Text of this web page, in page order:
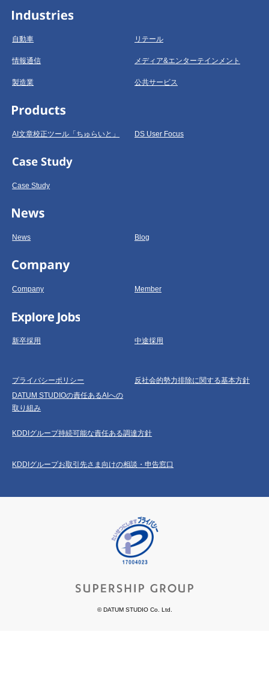
自動車 リテール
情報通信 メディア&エンターテインメント
製造業 公共サービス
AI文章校正ツール「ちゅらいと」 DS User Focus
Case Study
News Blog
Company Member
新卒採用 中途採用
プライバシーポリシー
反社会的勢力排除に関する基本方針
DATUM STUDIOの責任あるAIへの
取り組み
KDDIグループ持続可能な責任ある調達方針
KDDIグループお取引先さま向けの相談・申告窓口
© DATUM STUDIO Co. Ltd.